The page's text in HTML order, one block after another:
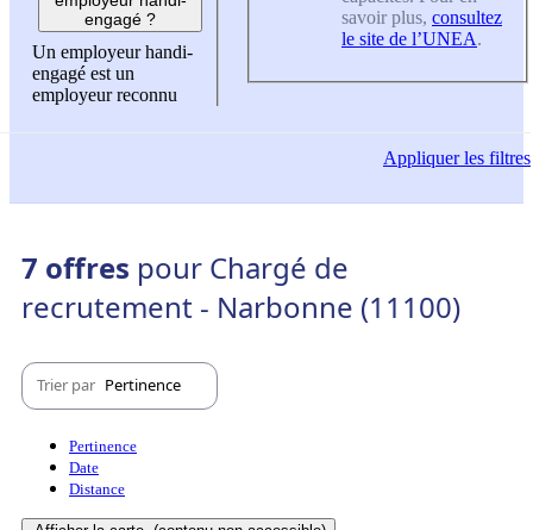
engagé ?
Un employeur handi-
engagé est un
employeur reconnu
savoir plus, consultez
le site de l’UNEA.
Appliquerles filtres
7 offres pour Chargé de
recrutement - Narbonne (11100)
Trier par Pertinence
Pertinence
Date
Distance